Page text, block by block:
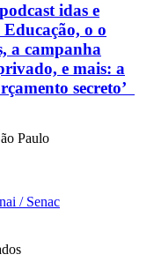
idas e
o o
a campanha
e mais: a
secreto’
Paulo
/ Senac